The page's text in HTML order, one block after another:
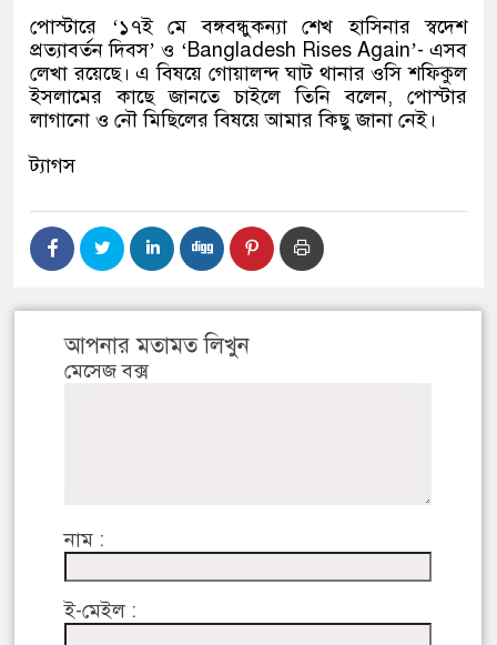
পোস্টারে ‘১৭ই মে বঙ্গবন্ধুকন্যা শেখ হাসিনার স্বদেশ
প্রত্যাবর্তন দিবস’ও ‘Bangladesh Rises Again’-এসব
লেখা রয়েছে। এ বিষয়ে গোয়ালন্দ ঘাট থানার ওসি শফিকুল
ইসলামের কাছে জানতে চাইলে তিনি বলেন, পোস্টার
লাগানো ও নৌ মিছিলের বিষয়ে আমার কিছু জানা নেই।
ট্যাগস
আপনার মতামত লিখুন
মেসেজ বক্স
নাম :
ই-মেইল :